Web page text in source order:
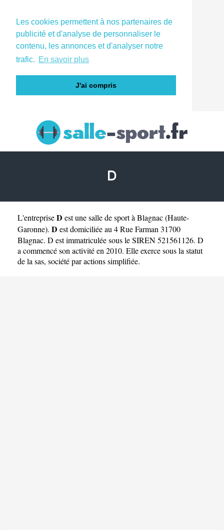
Les cookies permettent à nos partenaires de
publicité et d'analyse de personnaliser le
contenu, les annonces et d'analyser notre
trafic. En savoir plus
J'ai compris
D
L'entrepriseD est unesalle de sport à Blagnac(Haute-
Garonne). D est domiciliée au 4 Rue Farman 31700
Blagnac. D est immatriculée sous le SIREN 521561126. D
a commencé son activité en 2010. Elle exerce sous la statut
de la sas, société par actions simplifiée.